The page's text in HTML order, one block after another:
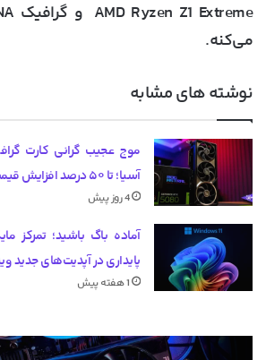
می‌کنه.
نوشته های مشابه
آسیا؛ تا ۵۰ درصد افزایش قیمت!
4 روز پیش
آماده باگ باشید؛ تمرکز
پایداری در آپدیت‌های جدید
1 هفته پیش